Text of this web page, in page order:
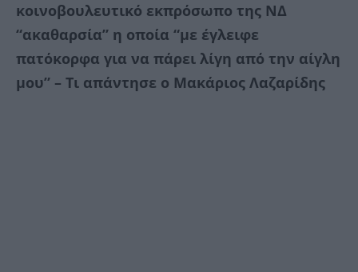
κοινοβουλευτικό εκπρόσωπο της ΝΔ
“ακαθαρσία” η οποία “με έγλειφε
πατόκορφα για να πάρει λίγη από την αίγλη
μου” – Τι απάντησε ο Μακάριος Λαζαρίδης